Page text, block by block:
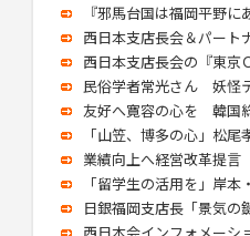
『邪馬台国は福岡平野
西日本支店長会＆パート
西日本支店長会の『東京
民俗学者常光さん 妖怪
友好へ寛容の心を 韓国
「山笠、博多の心」松尾
業績向上へ経営改革提言
「留学生の活用を」岸
日銀福岡支店長「景気の